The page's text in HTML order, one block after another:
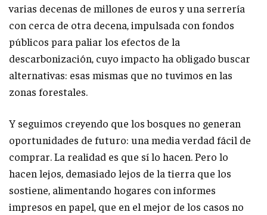
varias decenas de millones de euros y una serrería
con cerca de otra decena, impulsada con fondos
públicos para paliar los efectos de la
descarbonización, cuyo impacto ha obligado buscar
alternativas: esas mismas que no tuvimos en las
zonas forestales.
Y seguimos creyendo que los bosques no generan
oportunidades de futuro: una media verdad fácil de
comprar. La realidad es que sí lo hacen. Pero lo
hacen lejos, demasiado lejos de la tierra que los
sostiene, alimentando hogares con informes
impresos en papel, que en el mejor de los casos no